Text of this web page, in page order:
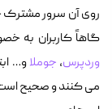
روی آن سرور مشترک
گاهاً کاربران به
وردپرس، جوملا
می کنند و صحیح است